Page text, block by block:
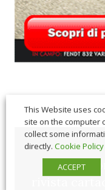
Sfoglia
rivista
This Website uses
site on the computer
collect some
directly. Cookie Policy
ACCEPT